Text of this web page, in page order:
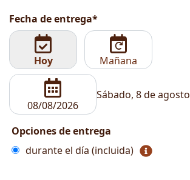
Fecha de entrega*
Hoy Mañana
Sábado, 8 de agosto
Opciones de entrega
durante el día (incluida)